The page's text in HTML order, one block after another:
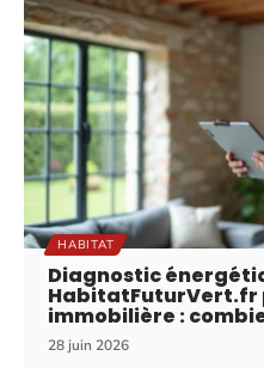
HABITAT
Diagnostic
HabitatFuturVert.fr
immobilière :
28 juin 2026